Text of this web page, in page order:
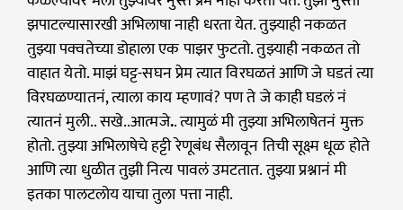
झपाटल्यासारखी अभिलाषा नाही धरता येत. तुझ्याही नकळत
तुझ्या पक्वतेच्या डोहाला एक पाझर फुटतो. तुझ्याही नकळत तो
वाहात येतो. माझं घट्ट-सघन प्रेम त्यात विरघळतं आणि जे घडतं त्या
विरघळण्यातनं, त्याला काय म्हणावं? पण ते जे काही घडलं नं
त्यातनं मुली.. सखे..आत्मजे.. त्यामुळं मी तुझ्या अभिलाषेतनं मुक्त
होतो. तुझ्या अभिलाषेचे हट्टी रेणूबंध सैलावून तिची सूक्ष्म धूळ होते
आणि त्या धुळीत तुझी नित्य पावलं उमटतात. तुझ्या प्रश्नानं मी
इतका पालटलोय याचा तुला पत्ता नाही.